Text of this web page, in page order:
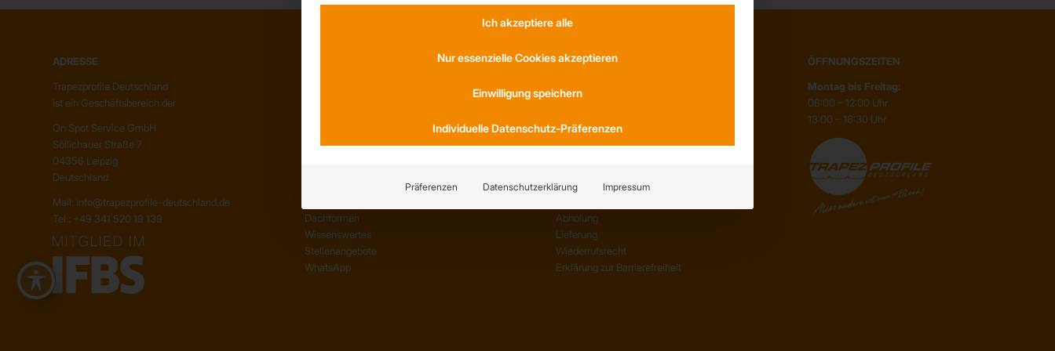
ADRESSE
Trapezprofile Deutschland
ist ein Geschäftsbereich der
On Spot Service GmbH
Söllichauer Straße 7
04356 Leipzig
Deutschland
Mail: info@trapezprofile-deutschland.de
Tel.: +49 341 520 19 139
Dachformen
Wissenswertes
Stellenangebote
WhatsApp
KONTAKT
Anfahrt
Abholung
Lieferung
Wiederrufsrecht
Erklärung zur Barrierefreiheit
ÖFFNUNGSZEITEN
Montag bis Freitag:
08:00 – 12:00 Uhr
13:00 – 16:30 Uhr
Ich akzeptiere alle
Nur essenzielle Cookies akzeptieren
Einwilligung speichern
Individuelle Datenschutz-Präferenzen
Präferenzen Datenschutzerklärung Impressum